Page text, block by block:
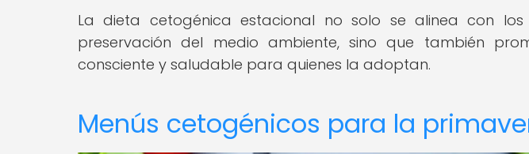
La dieta cetogénica estacional no solo se alinea con los
preservación del medio ambiente, sino que también
consciente y saludable para quienes la adoptan.
Menús cetogénicos para la